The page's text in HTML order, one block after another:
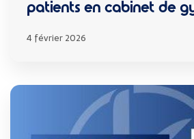
patients en cabinet de
4 février 2026